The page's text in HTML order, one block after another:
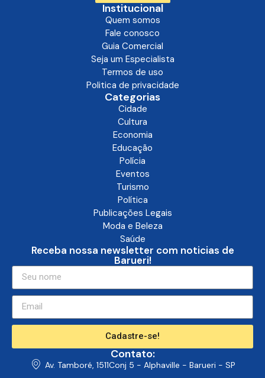
Institucional
Quem somos
Fale conosco
Guia Comercial
Seja um Especialista
Termos de uso
Politica de privacidade
Categorias
Cidade
Cultura
Economia
Educação
Polícia
Eventos
Turismo
Política
Publicações Legais
Moda e Beleza
Saúde
Receba nossa newsletter com noticias de
Barueri!
Cadastre-se!
Contato:
Av. Tamboré, 1511Conj 5 - Alphaville - Barueri - SP